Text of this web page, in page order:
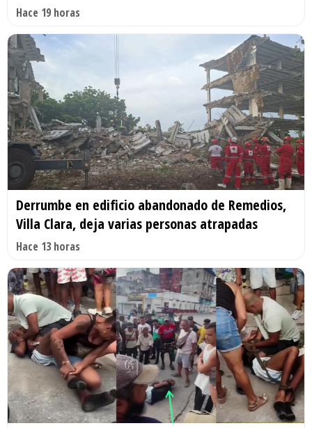
Hace 19 horas
Derrumbe en edificio abandonado de Remedios,
Villa Clara, deja varias personas atrapadas
Hace 13 horas